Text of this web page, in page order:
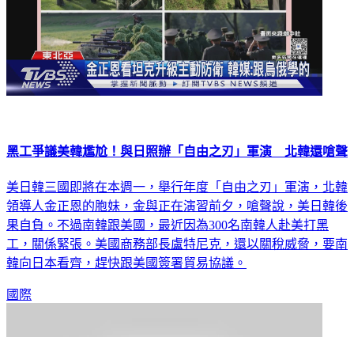
黑工爭議美韓尷尬！與日照辦「自由之刃」軍演 北韓還嗆聲
美日韓三國即將在本週一，舉行年度「自由之刃」軍演，北韓
領導人金正恩的胞妹，金與正在演習前夕，嗆聲說，美日韓後
果自負。不過南韓跟美國，最近因為300名南韓人赴美打黑
工，關係緊張。美國商務部長盧特尼克，還以關稅威脅，要南
韓向日本看齊，趕快跟美國簽署貿易協議。
國際